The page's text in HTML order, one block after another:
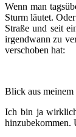
Wenn man
Sturm läutet.
Straße und seit
irgendwann zu
verschoben hat:
Blick aus
Ich bin ja wirklich
hinzubekommen.